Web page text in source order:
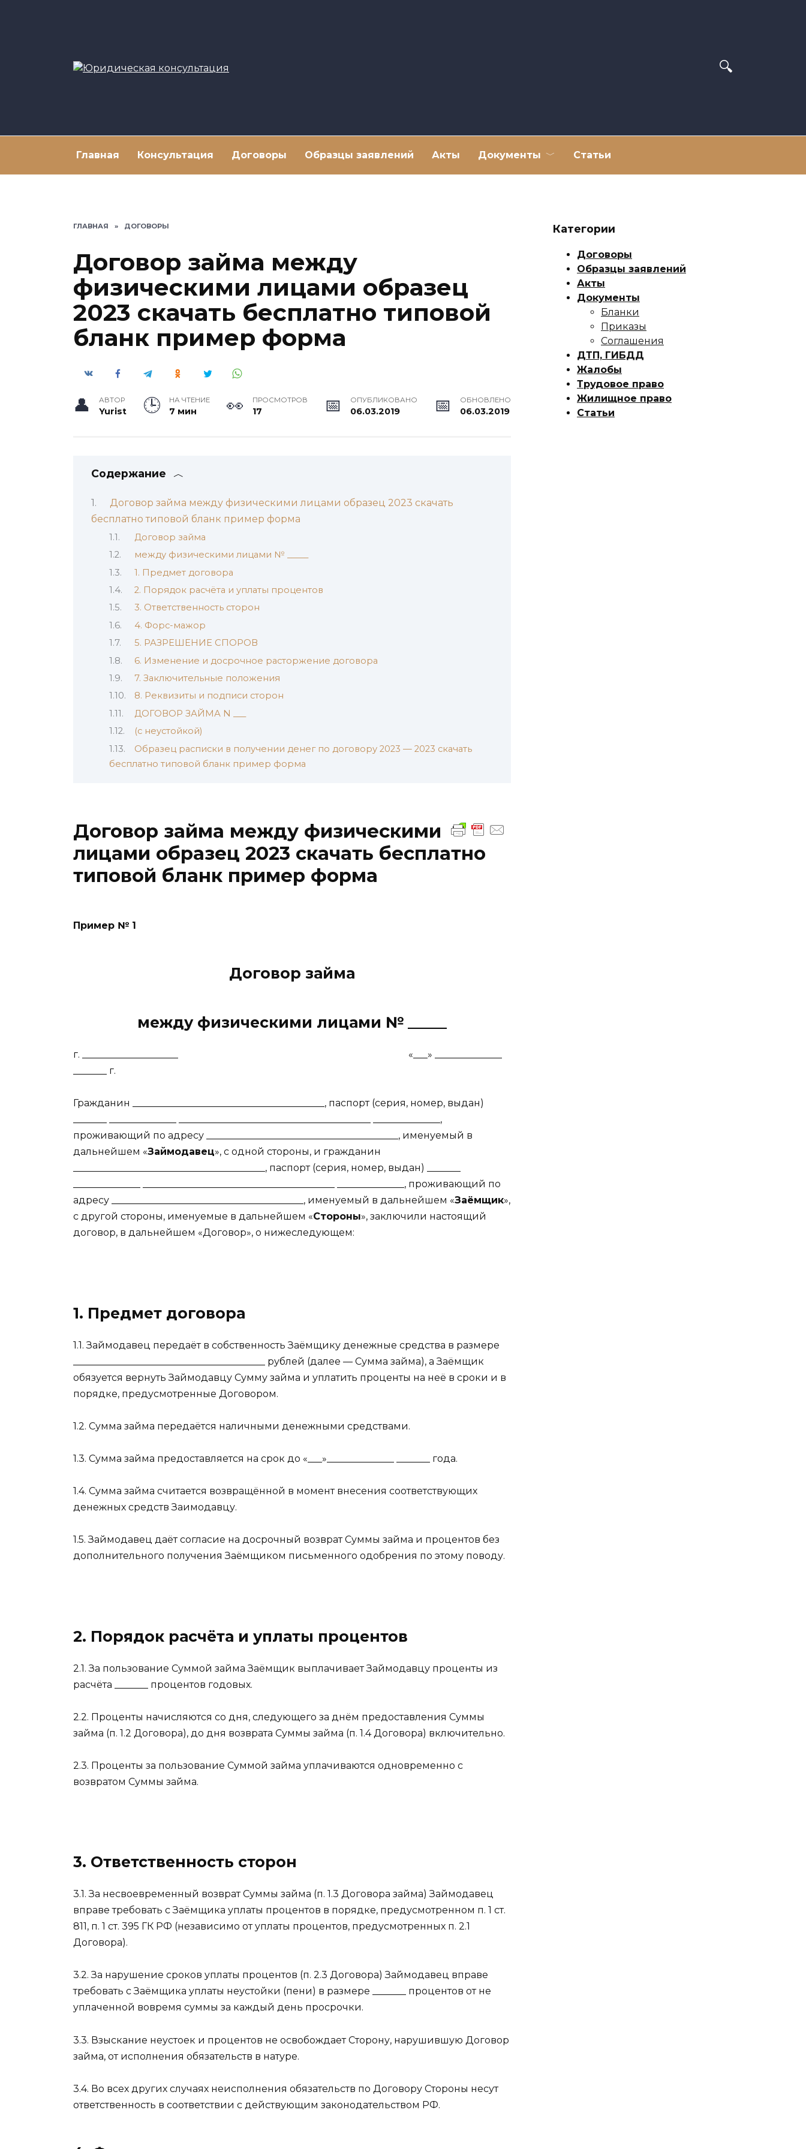
Главная Консультация Договоры Образцы заявлений Акты Документы Статьи
ГЛАВНАЯ » ДОГОВОРЫ
Договор займа между
физическими лицами образец
2023 скачать бесплатно типовой
бланк пример форма
АВТОР
Yurist
НА ЧТЕНИЕ
7 мин
ПРОСМОТРОВ
17
ОПУБЛИКОВАНО
06.03.2019
ОБНОВЛЕНО
06.03.2019
Содержание
Договор займа между физическими лицами образец 2023 скачать
бесплатно типовой бланк пример форма
Договор займа
между физическими лицами № _____
1. Предмет договора
2. Порядок расчёта и уплаты процентов
3. Ответственность сторон
4. Форс-мажор
5. РАЗРЕШЕНИЕ СПОРОВ
6. Изменение и досрочное расторжение договора
7. Заключительные положения
8. Реквизиты и подписи сторон
ДОГОВОР ЗАЙМА N ___
(с неустойкой)
Образец расписки в получении денег по договору 2023 — 2023 скачать
бесплатно типовой бланк пример форма
Договор займа между физическими
лицами образец 2023 скачать бесплатно
типовой бланк пример форма
Пример № 1
Договор займа
между физическими лицами № _____
г. ____________________ «___» ______________
_______ г.
Гражданин ________________________________________, паспорт (серия, номер, выдан)
_______ ______________ ________________________________________ ______________,
проживающий по адресу ________________________________________, именуемый в
дальнейшем «Займодавец», с одной стороны, и гражданин
________________________________________, паспорт (серия, номер, выдан) _______
______________ ________________________________________ ______________, проживающий по
адресу ________________________________________, именуемый в дальнейшем «Заёмщик»,
с другой стороны, именуемые в дальнейшем «Стороны», заключили настоящий
договор, в дальнейшем «Договор», о нижеследующем:
1. Предмет договора
1.1. Займодавец передаёт в собственность Заёмщику денежные средства в размере
________________________________________ рублей (далее — Сумма займа), а Заёмщик
обязуется вернуть Займодавцу Сумму займа и уплатить проценты на неё в сроки и в
порядке, предусмотренные Договором.
1.2. Сумма займа передаётся наличными денежными средствами.
1.3. Сумма займа предоставляется на срок до «___»______________ _______ года.
1.4. Сумма займа считается возвращённой в момент внесения соответствующих
денежных средств Заимодавцу.
1.5. Займодавец даёт согласие на досрочный возврат Суммы займа и процентов без
дополнительного получения Заёмщиком письменного одобрения по этому поводу.
2. Порядок расчёта и уплаты процентов
2.1. За пользование Суммой займа Заёмщик выплачивает Займодавцу проценты из
расчёта _______ процентов годовых.
2.2. Проценты начисляются со дня, следующего за днём предоставления Суммы
займа (п. 1.2 Договора), до дня возврата Суммы займа (п. 1.4 Договора) включительно.
2.3. Проценты за пользование Суммой займа уплачиваются одновременно с
возвратом Суммы займа.
3. Ответственность сторон
3.1. За несвоевременный возврат Суммы займа (п. 1.3 Договора займа) Займодавец
вправе требовать с Заёмщика уплаты процентов в порядке, предусмотренном п. 1 ст.
811, п. 1 ст. 395 ГК РФ (независимо от уплаты процентов, предусмотренных п. 2.1
Договора).
3.2. За нарушение сроков уплаты процентов (п. 2.3 Договора) Займодавец вправе
требовать с Заёмщика уплаты неустойки (пени) в размере _______ процентов от не
уплаченной вовремя суммы за каждый день просрочки.
3.3. Взыскание неустоек и процентов не освобождает Сторону, нарушившую Договор
займа, от исполнения обязательств в натуре.
3.4. Во всех других случаях неисполнения обязательств по Договору Стороны несут
ответственность в соответствии с действующим законодательством РФ.
Категории
Договоры
Образцы заявлений
Акты
Документы
Бланки
Приказы
Соглашения
ДТП, ГИБДД
Жалобы
Трудовое право
Жилищное право
Статьи